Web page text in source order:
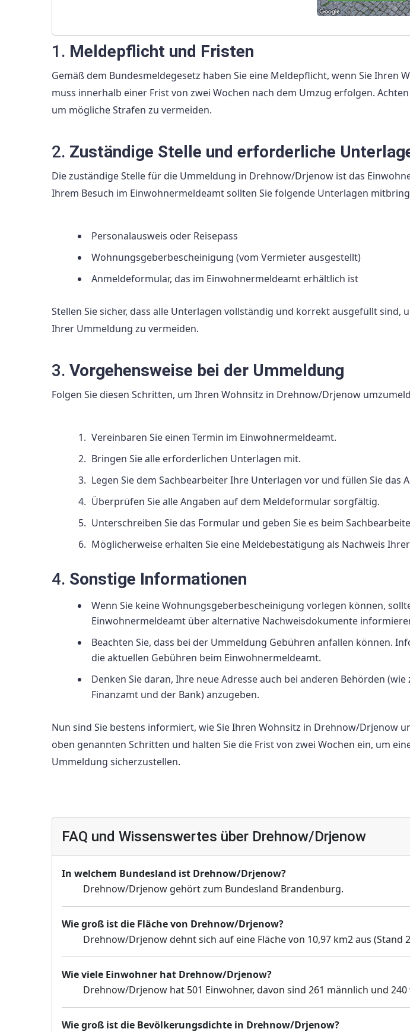
1. Meldepflicht und Fristen
Gemäß dem Bundesmeldegesetz haben Sie eine Meldepflicht, wenn Sie Ihren
muss innerhalb einer Frist von zwei Wochen nach dem Umzug erfolgen.
um mögliche Strafen zu vermeiden.
2. Zuständige Stelle und erforderliche
Die zuständige Stelle für die Ummeldung in Drehnow/Drjenow ist das
Ihrem Besuch im Einwohnermeldeamt sollten Sie folgende Unterlagen
Personalausweis oder Reisepass
Wohnungsgeberbescheinigung (vom Vermieter ausgestellt)
Anmeldeformular, das im Einwohnermeldeamt erhältlich ist
Stellen Sie sicher, dass alle Unterlagen vollständig und korrekt ausgefüllt sind,
Ihrer Ummeldung zu vermeiden.
3. Vorgehensweise bei der Ummeldung
Folgen Sie diesen Schritten, um Ihren Wohnsitz in Drehnow/Drjenow
Vereinbaren Sie einen Termin im Einwohnermeldeamt.
Bringen Sie alle erforderlichen Unterlagen mit.
Legen Sie dem Sachbearbeiter Ihre Unterlagen vor und füllen Sie das
Überprüfen Sie alle Angaben auf dem Meldeformular sorgfältig.
Unterschreiben Sie das Formular und geben Sie es beim
Möglicherweise erhalten Sie eine Meldebestätigung als Nachweis
4. Sonstige Informationen
Wenn Sie keine Wohnungsgeberbescheinigung vorlegen können,
Einwohnermeldeamt über alternative Nachweisdokumente
Beachten Sie, dass bei der Ummeldung Gebühren anfallen können.
die aktuellen Gebühren beim Einwohnermeldeamt.
Denken Sie daran, Ihre neue Adresse auch bei anderen Behörden (wie
Finanzamt und der Bank) anzugeben.
Nun sind Sie bestens informiert, wie Sie Ihren Wohnsitz in Drehnow/Drjenow
oben genannten Schritten und halten Sie die Frist von zwei Wochen ein, um
Ummeldung sicherzustellen.
FAQ und Wissenswertes über Drehnow/Drjenow
In welchem Bundesland ist Drehnow/Drjenow?
Drehnow/Drjenow gehört zum Bundesland Brandenburg.
Wie groß ist die Fläche von Drehnow/Drjenow?
Drehnow/Drjenow dehnt sich auf eine Fläche von 10,97 km2 aus (Stand
Wie viele Einwohner hat Drehnow/Drjenow?
Drehnow/Drjenow hat 501 Einwohner, davon sind 261 männlich und 240
Wie groß ist die Bevölkerungsdichte in Drehnow/Drjenow?